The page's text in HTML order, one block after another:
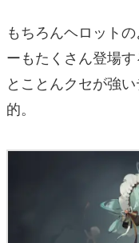
もちろんヘロット
ーもたくさん登場
とことんクセが強
的。